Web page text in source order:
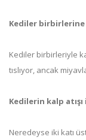
Kediler birbirlerine
Kediler birbirleriyle
tıslıyor, ancak
Kedilerin kalp
Neredeyse iki katı